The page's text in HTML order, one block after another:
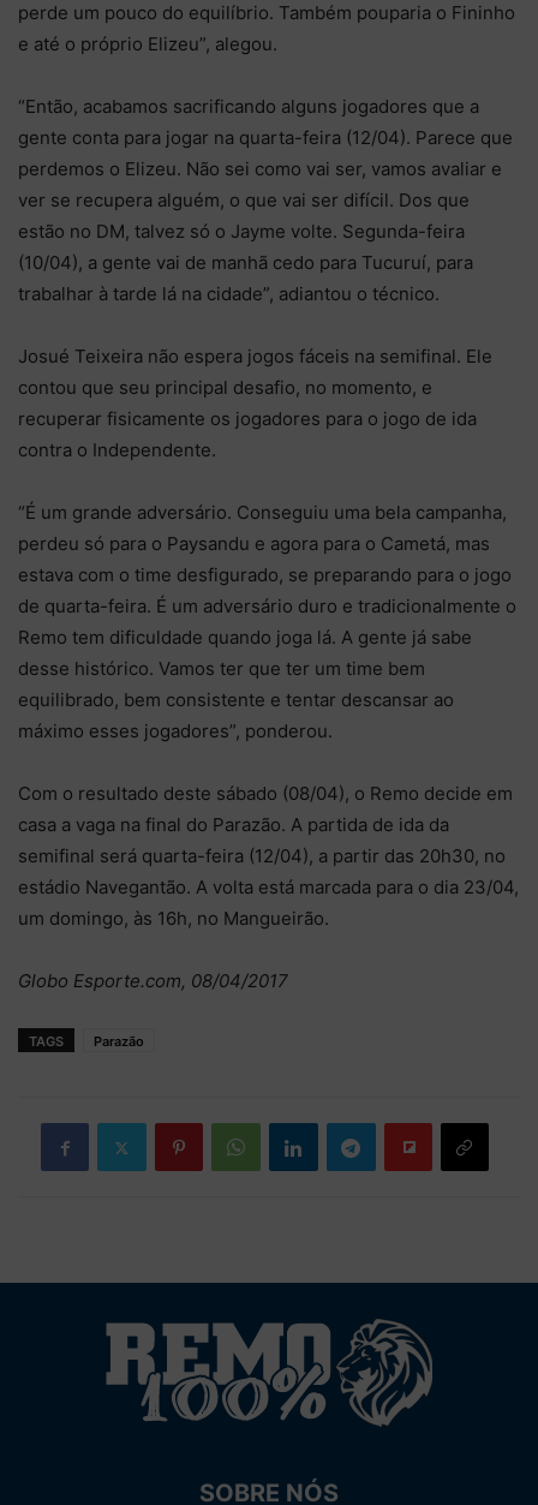
perde um pouco do equilíbrio. Também pouparia o Fininho
e até o próprio Elizeu”, alegou.
“Então, acabamos sacrificando alguns jogadores que a
gente conta para jogar na quarta-feira (12/04). Parece que
perdemos o Elizeu. Não sei como vai ser, vamos avaliar e
ver se recupera alguém, o que vai ser difícil. Dos que
estão no DM, talvez só o Jayme volte. Segunda-feira
(10/04), a gente vai de manhã cedo para Tucuruí, para
trabalhar à tarde lá na cidade”, adiantou o técnico.
Josué Teixeira não espera jogos fáceis na semifinal. Ele
contou que seu principal desafio, no momento, e
recuperar fisicamente os jogadores para o jogo de ida
contra o Independente.
“É um grande adversário. Conseguiu uma bela campanha,
perdeu só para o Paysandu e agora para o Cametá, mas
estava com o time desfigurado, se preparando para o jogo
de quarta-feira. É um adversário duro e tradicionalmente o
Remo tem dificuldade quando joga lá. A gente já sabe
desse histórico. Vamos ter que ter um time bem
equilibrado, bem consistente e tentar descansar ao
máximo esses jogadores”, ponderou.
Com o resultado deste sábado (08/04), o Remo decide em
casa a vaga na final do Parazão. A partida de ida da
semifinal será quarta-feira (12/04), a partir das 20h30, no
estádio Navegantão. A volta está marcada para o dia 23/04,
um domingo, às 16h, no Mangueirão.
Globo Esporte.com, 08/04/2017
TAGS Parazão
SOBRE NÓS